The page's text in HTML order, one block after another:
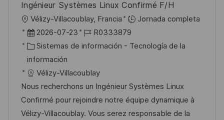
i
c
a
c
i
ó
n
Ingénieur Systèmes Linux Confirmé F/H
U
b
a
c
i
ó
Vélizy-Villacoublay, Francia
Jornada completa
F
e
c
h
a
d
e
2026-07-23
I
D
e
e
m
p
R0333879
C
a
t
e
g
o
Sistemas de información - Tecnología de la
información
Vélizy-Villacoublay
Nous recherchons un Ingénieur Systèmes Linux
Confirmé pour rejoindre notre équipe dynamique à
Vélizy-Villacoublay. Vous serez responsable de la